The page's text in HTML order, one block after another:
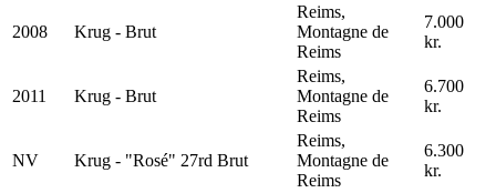
2008 Krug - Brut
Reims,
Montagne de
Reims
7.000
kr.
2011 Krug - Brut
Reims,
Montagne de
Reims
6.700
kr.
NV Krug - "Rosé" 27rd Brut
Reims,
Montagne de
Reims
6.300
kr.